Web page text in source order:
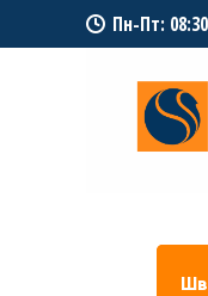
Пн-Пт:
ГОЛОВНА